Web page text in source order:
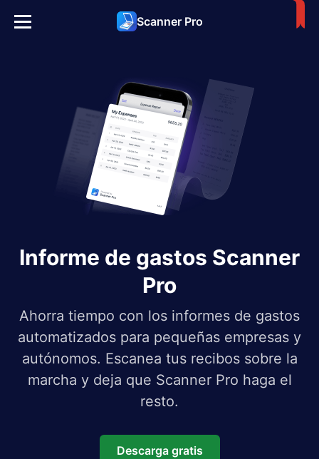
Scanner Pro
Informe de gastos Scanner
Pro
Ahorra tiempo con los informes de gastos
automatizados para pequeñas empresas y
autónomos. Escanea tus recibos sobre la
marcha y deja que Scanner Pro haga el
resto.
Descarga gratis